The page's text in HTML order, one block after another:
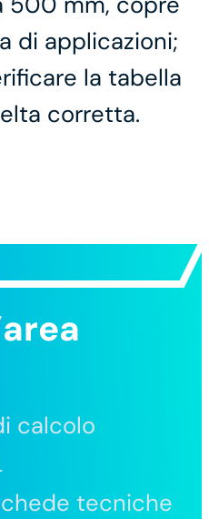
di applicazioni;
la tabella
corretta.
calcolo
tecniche